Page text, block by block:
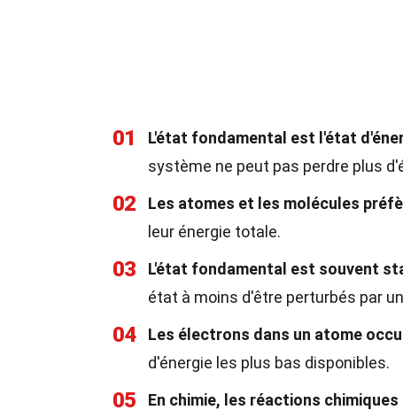
01 L'état fondamental est l'état
système ne peut pas perdre plus
02 Les atomes et les molécules
leur énergie totale.
03 L'état fondamental est souvent
état à moins d'être perturbés par
04 Les électrons dans un atome
d'énergie les plus bas disponibles.
05
En chimie, les réactions